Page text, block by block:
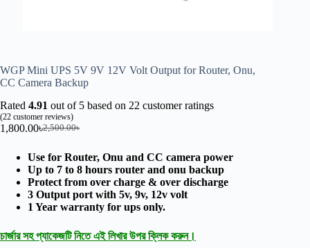
WGP Mini UPS 5V 9V 12V Volt Output for Router, Onu,
CC Camera Backup
Rated 4.91 out of 5 based on 22 customer ratings
(22 customer reviews)
2,500.00৳
1,800.00৳
Use for Router, Onu and CC camera power
Up to 7 to 8 hours router and onu backup
Protect from over charge & over discharge
3 Output port with 5v, 9v, 12v volt
1 Year warranty for ups only.
চার্জার সহ প্যাকেজটি নিতে এই লিখার উপর ক্লিক করুন।